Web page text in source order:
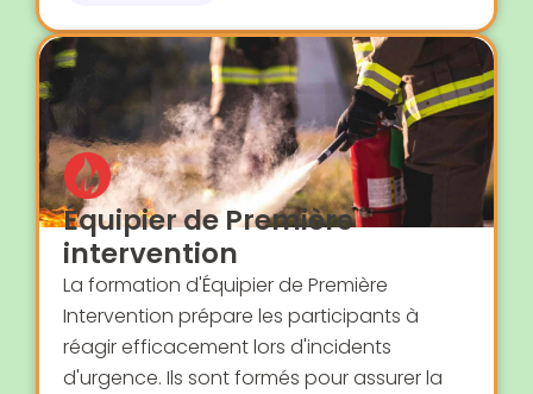
Équipier de Première
intervention
La formation d'Équipier de Première
Intervention prépare les participants à
réagir efficacement lors d'incidents
d'urgence. Ils sont formés pour assurer la